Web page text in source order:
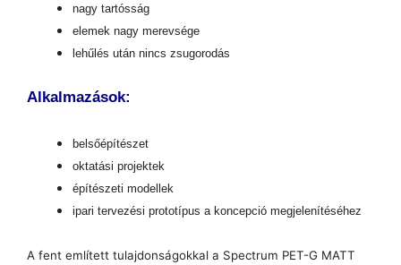
nagy tartósság
elemek nagy merevsége
lehűlés után nincs zsugorodás
Alkalmazások:
belsőépítészet
oktatási projektek
építészeti modellek
ipari tervezési prototípus a koncepció megjelenítéséhez
A fent említett tulajdonságokkal a Spectrum PET-G MATT